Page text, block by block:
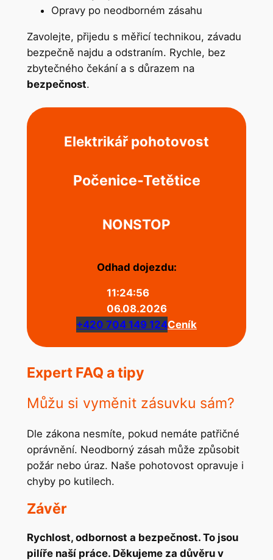
Opravy po neodborném zásahu
Zavolejte, přijedu s měřicí technikou, závadu
bezpečně najdu a odstraním. Rychle, bez
zbytečného čekání a s důrazem na
bezpečnost.
Elektrikář pohotovost
Počenice-Tetětice
NONSTOP
Odhad dojezdu:
11:24:56
06.08.2026
+420 704 149 124Ceník
Expert FAQ a tipy
Můžu si vyměnit zásuvku sám?
Dle zákona nesmíte, pokud nemáte patřičné
oprávnění. Neodborný zásah může způsobit
požár nebo úraz. Naše pohotovost opravuje i
chyby po kutilech.
Závěr
Rychlost, odbornost a bezpečnost. To jsou
pilíře naší práce. Děkujeme za důvěru v